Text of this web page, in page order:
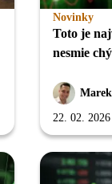
Novinky
Toto je
nesmie
22. 02. 2026